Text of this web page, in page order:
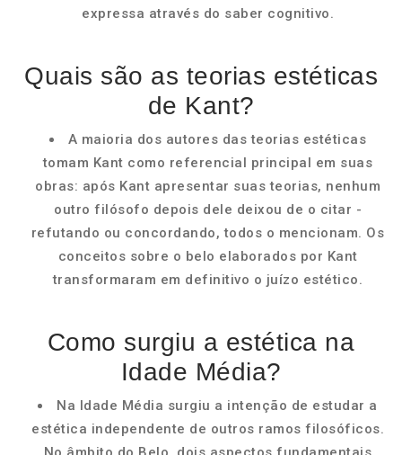
expressa através do saber cognitivo.
Quais são as teorias estéticas
de Kant?
A maioria dos autores das teorias estéticas
tomam Kant como referencial principal em suas
obras: após Kant apresentar suas teorias, nenhum
outro filósofo depois dele deixou de o citar -
refutando ou concordando, todos o mencionam. Os
conceitos sobre o belo elaborados por Kant
transformaram em definitivo o juízo estético.
Como surgiu a estética na
Idade Média?
Na Idade Média surgiu a intenção de estudar a
estética independente de outros ramos filosóficos.